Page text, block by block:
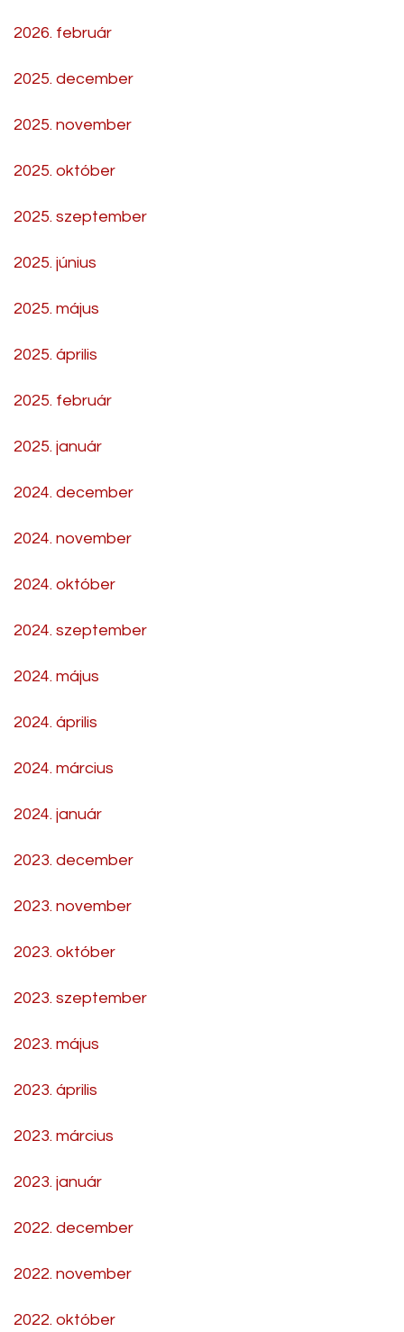
2026. február
2025. december
2025. november
2025. október
2025. szeptember
2025. június
2025. május
2025. április
2025. február
2025. január
2024. december
2024. november
2024. október
2024. szeptember
2024. május
2024. április
2024. március
2024. január
2023. december
2023. november
2023. október
2023. szeptember
2023. május
2023. április
2023. március
2023. január
2022. december
2022. november
2022. október